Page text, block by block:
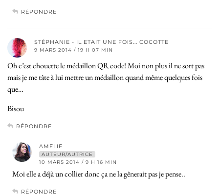
RÉPONDRE
STÉPHANIE - IL ETAIT UNE FOIS... COCOTTE
9 MARS 2014 / 19 H 07 MIN
Oh c’est chouette le médaillon QR code! Moi non plus il ne sort pas
mais je me tâte à lui mettre un médaillon quand même quelques fois
que…
Bisou
RÉPONDRE
AMELIE
AUTEUR/AUTRICE
10 MARS 2014 / 9 H 16 MIN
Moi elle a déjà un collier donc ça ne la gênerait pas je pense..
RÉPONDRE